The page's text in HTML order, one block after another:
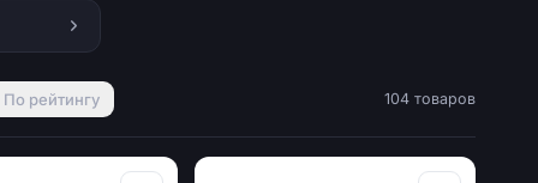
По рейтингу 104 товаров